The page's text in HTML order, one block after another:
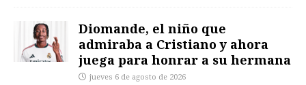
Diomande, el niño que
admiraba a Cristiano y ahora
juega para honrar a su hermana
jueves 6 de agosto de 2026